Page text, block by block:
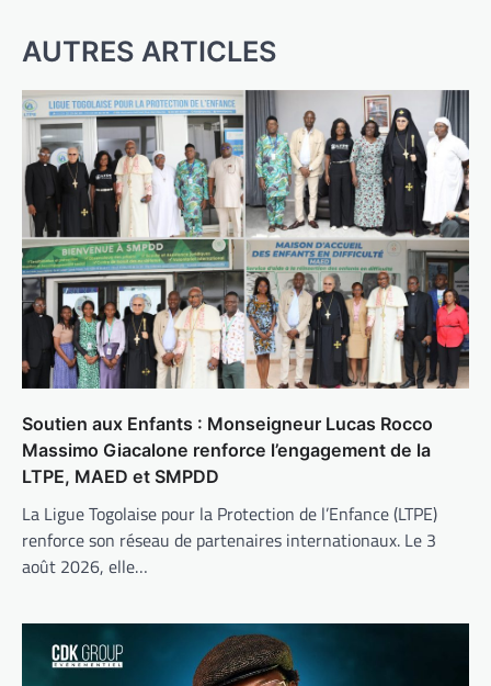
AUTRES ARTICLES
Soutien aux Enfants : Monseigneur Lucas Rocco
Massimo Giacalone renforce l’engagement de la
LTPE, MAED et SMPDD
La Ligue Togolaise pour la Protection de l’Enfance (LTPE)
renforce son réseau de partenaires internationaux. Le 3
août 2026, elle…